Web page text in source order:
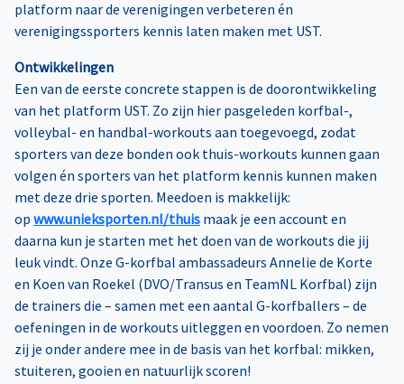
platform naar de verenigingen verbeteren én
verenigingssporters kennis laten maken met UST.
Ontwikkelingen
Een van de eerste concrete stappen is de doorontwikkeling
van het platform UST. Zo zijn hier pasgeleden korfbal-,
volleybal- en handbal-workouts aan toegevoegd, zodat
sporters van deze bonden ook thuis-workouts kunnen gaan
volgen én sporters van het platform kennis kunnen maken
met deze drie sporten. Meedoen is makkelijk:
op www.unieksporten.nl/thuis maak je een account en
daarna kun je starten met het doen van de workouts die jij
leuk vindt. Onze G-korfbal ambassadeurs Annelie de Korte
en Koen van Roekel (DVO/Transus en TeamNL Korfbal) zijn
de trainers die – samen met een aantal G-korfballers – de
oefeningen in de workouts uitleggen en voordoen. Zo nemen
zij je onder andere mee in de basis van het korfbal: mikken,
stuiteren, gooien en natuurlijk scoren!